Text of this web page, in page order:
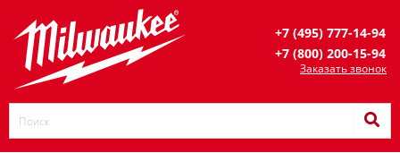
+7 (495) 777-14-94
+7 (800) 200-15-94
Заказать звонок